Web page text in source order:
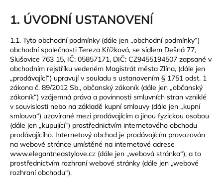
1. ÚVODNÍ USTANOVENÍ
1.1. Tyto obchodní podmínky (dále jen „obchodní podmínky“)
obchodní společnosti Tereza Křížková, se sídlem Dešná 77,
Slušovice 763 15, IČ: 05857171, DIČ: CZ9455194507 zapsané v
obchodním rejstříku vedeném Magistrát města Zlína, (dále jen
„prodávající“) upravují v souladu s ustanovením § 1751 odst. 1
zákona č. 89/2012 Sb., občanský zákoník (dále jen „občanský
zákoník“) vzájemná práva a povinnosti smluvních stran vzniklé
v souvislosti nebo na základě kupní smlouvy (dále jen „kupní
smlouva“) uzavírané mezi prodávajícím a jinou fyzickou osobou
(dále jen „kupující“) prostřednictvím internetového obchodu
prodávajícího. Internetový obchod je prodávajícím provozován
na webové stránce umístěné na internetové adrese
www.elegantneastylove.cz (dále jen „webová stránka“), a to
prostřednictvím rozhraní webové stránky (dále jen „webové
rozhraní obchodu“).
í
?
HLEDAT
D
o
p
o